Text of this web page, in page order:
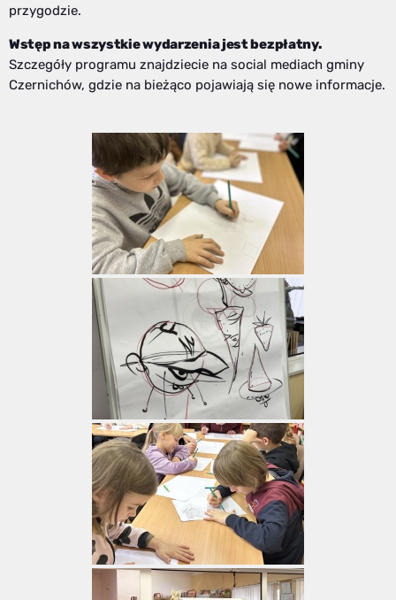
przygodzie.
Wstęp na wszystkie wydarzenia jest bezpłatny.
Szczegóły programu znajdziecie na social mediach gminy
Czernichów, gdzie na bieżąco pojawiają się nowe informacje.